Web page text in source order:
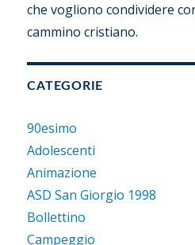
che vogliono condividere
cammino cristiano.
CATEGORIE
90esimo
Adolescenti
Animazione
ASD San Giorgio 1998
Bollettino
Campeggio